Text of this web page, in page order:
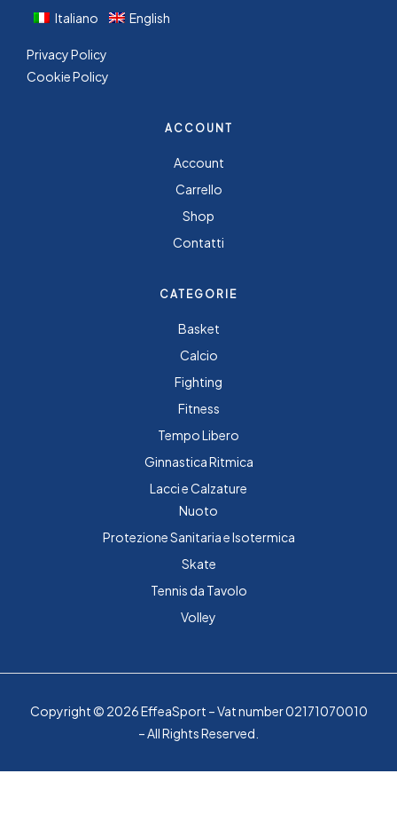
Italiano
English
Privacy Policy
Cookie Policy
ACCOUNT
Account
Carrello
Shop
Contatti
CATEGORIE
Basket
Calcio
Fighting
Fitness
Tempo Libero
Ginnastica Ritmica
Lacci e Calzature
Nuoto
Protezione Sanitaria e Isotermica
Skate
Tennis da Tavolo
Volley
Copyright © 2026 EffeaSport – Vat number 02171070010
– All Rights Reserved.